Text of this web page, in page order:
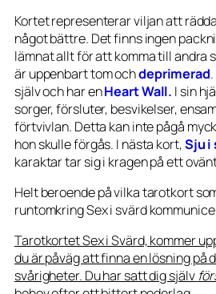
Kortet representerar viljan att
något bättre. Det finns ingen
lämnat allt för att komma till andra
är uppenbart tom ochdeprimerad
själv och har enHeart Wall. I sin
sorger, försluter, besvikelser,
förtvivlan. Detta kan inte pågå
hon skulle förgås. I nästa kort,Sju i
karaktar tar sig i kragen på ett
Helt beroende på vilka tarotkort
runtomkring Sex i svärd
Tarotkortet Sex i Svärd, kommer
du är påväg att finna en lösning på
svårigheter. Du har satt dig själv